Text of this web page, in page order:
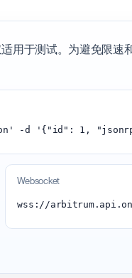
用于测试。为避免限速
Websocket